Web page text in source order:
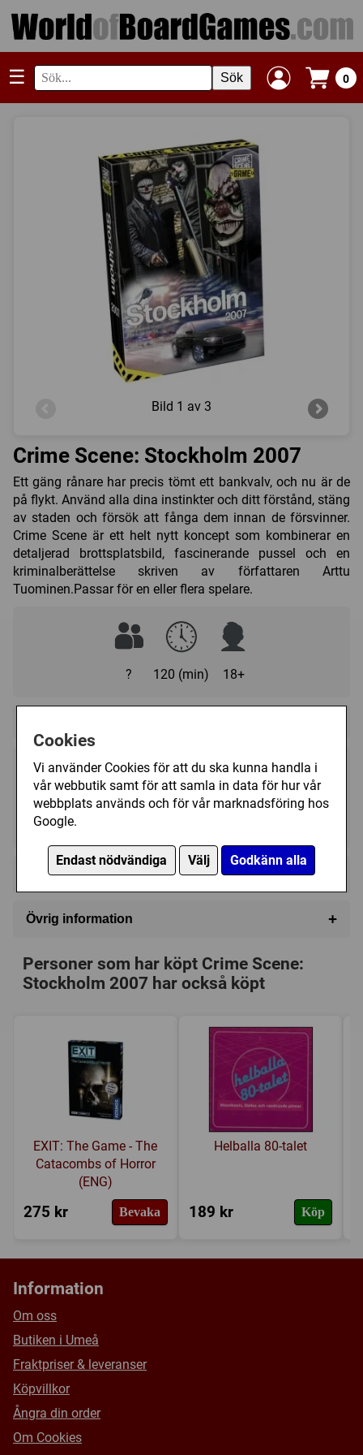
Cookies
Vi använder Cookies för att du ska kunna handla i
vår webbutik samt för att samla in data för hur vår
webbplats används och för vår marknadsföring hos
Google.
Endast nödvändiga Välj Godkänn alla
☰ Sök 0
Bild 1 av 3
Crime Scene: Stockholm 2007
Ett gäng rånare har precis tömt ett bankvalv, och nu är de
på flykt. Använd alla dina instinkter och ditt förstånd, stäng
av staden och försök att fånga dem innan de försvinner.
Crime Scene är ett helt nytt koncept som kombinerar en
detaljerad brottsplatsbild, fascinerande pussel och en
kriminalberättelse skriven av författaren Arttu
Tuominen.Passar för en eller flera spelare.
? 120 (min) 18+
185 kr Köp
I lager, leveranstid 1-3 vardagar
Videoklipp (1)
Övrig information +
Tillverkare: Tactic
Personer som har köpt Crime Scene:
Stockholm 2007 har också köpt
EXIT: The Game - The
Catacombs of Horror
(ENG)
275 kr Bevaka
Helballa 80-talet
189 kr Köp
Information
Om oss
Butiken i Umeå
Fraktpriser & leveranser
Köpvillkor
Ångra din order
Om Cookies